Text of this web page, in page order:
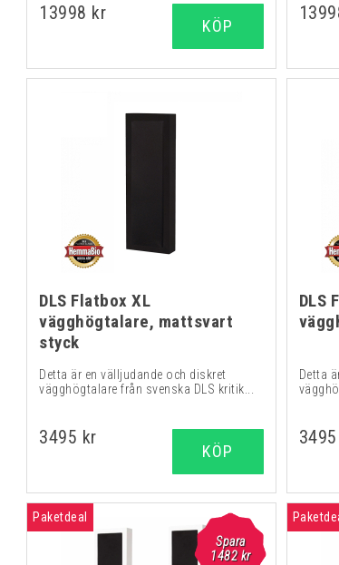
13998 kr
KÖP
DLS Flatbox XL
vägghögtalare, mattsvart
styck
Detta är en välljudande och diskret
vägghögtalare från svenska DLS kritik...
3495 kr
KÖP
DLS
Detta
Spara
1482 kr
Paketdeal